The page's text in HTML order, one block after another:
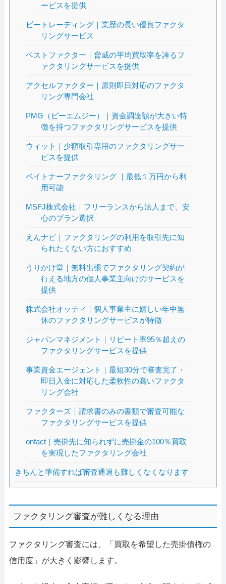
ービスを提供
ビートレーディング｜業歴の長い優良ファクタ
リングサービス
ベストファクター｜脅威の平均買取率を誇るフ
ァクタリングサービスを提供
アクセルファクター｜原則即日対応のファクタ
リング専門会社
PMG（ピーエムジー）｜資金調達額が大きい特
徴を持つファクタリングサービスを提供
ウィット｜少額取引専用のファクタリングサー
ビスを提供
ペイトナーファクタリング ｜最低１万円から利
用可能
MSFJ株式会社｜フリーランスから法人まで、安
心のプラン選択
えんナビ｜ファクタリングの利用を取引先に知
られたくない方におすすめ
うりかけ堂｜無料出張でファクタリング契約が
行える地方の個人事業主向けのサービスを
提供
株式会社オッティ｜個人事業主に嬉しい年中無
休のファクタリングサービスが特徴
ジャパンマネジメント｜リピート率95％超えの
ファクタリングサービスを提供
事業資金エージェント｜最短30分で審査完了・
即日入金に対応した柔軟性の高いファクタ
リング会社
ファクターズ｜請求書のみの書類で審査可能な
ファクタリングサービスを提供
onfact｜売掛先に知られずに売掛金の100％買取
を実現したファクタリング会社
きちんと準備すれば審査通過も難しくなくなります
ファクタリング審査が難しくなる理由
ファクタリング審査には、「買取を希望した売掛債権の
信用度」が大きく影響します。